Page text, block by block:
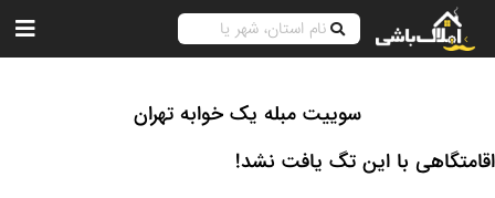
سوییت مبله یک خوابه تهران
اقامتگاهی با این تگ یافت نشد!